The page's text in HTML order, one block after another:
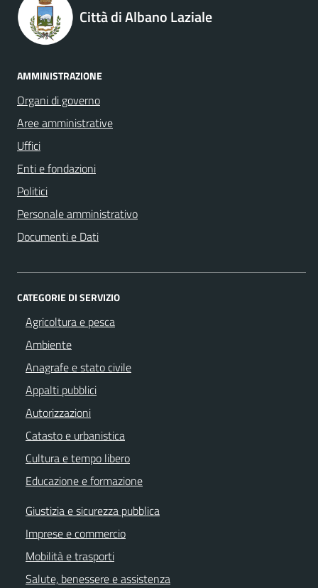
Città di Albano Laziale
AMMINISTRAZIONE
Organi di governo
Aree amministrative
Uffici
Enti e fondazioni
Politici
Personale amministrativo
Documenti e Dati
CATEGORIE DI SERVIZIO
Agricoltura e pesca
Ambiente
Anagrafe e stato civile
Appalti pubblici
Autorizzazioni
Catasto e urbanistica
Cultura e tempo libero
Educazione e formazione
Giustizia e sicurezza pubblica
Imprese e commercio
Mobilità e trasporti
Salute, benessere e assistenza